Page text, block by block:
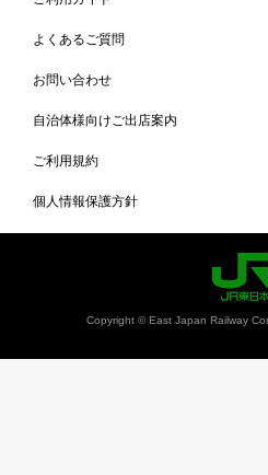
よくあるご質問
お問い合わせ
自治体様向けご出店案内
ご利用規約
個人情報保護方針
Copyright © East Japan Railway